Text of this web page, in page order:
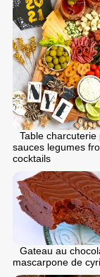
Table charcuterie
sauces legumes
cocktails
Gateau au
mascarpone de